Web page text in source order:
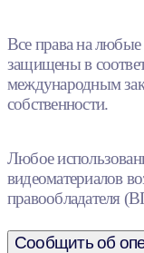
Все права на любые
защищены в
международным
собственности.
Любое
видеоматериалов
правообладателя
Сообщить об